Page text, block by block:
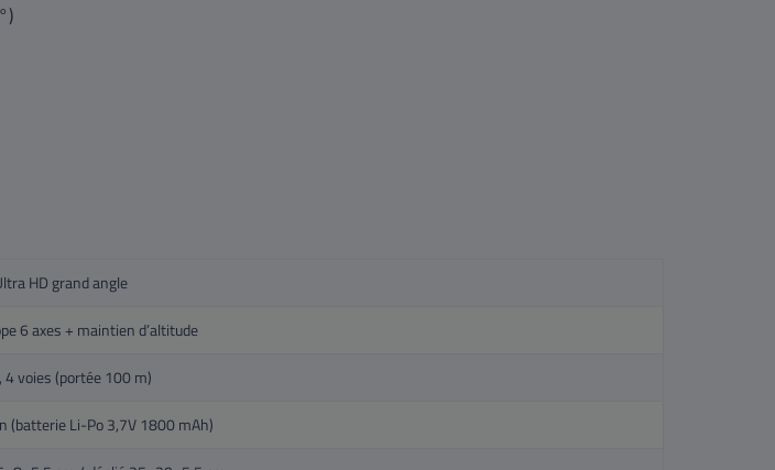
HD grand angle
6 axes + maintien d’altitude
4 voies (portée 100 m)
(batterie Li-Po 3,7V 1800 mAh)